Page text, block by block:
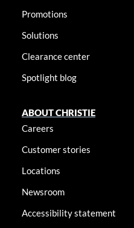
Promotions
Solutions
Clearance center
Spotlight blog
ABOUT CHRISTIE
Careers
Customer stories
Locations
Newsroom
Accessibility statement